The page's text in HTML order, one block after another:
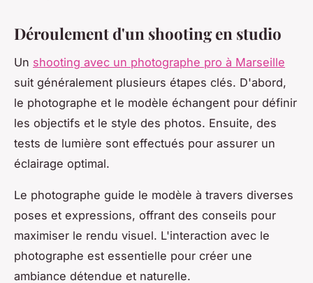
Déroulement d'un shooting en studio
Un shooting avec un photographe pro à Marseille
suit généralement plusieurs étapes clés. D'abord,
le photographe et le modèle échangent pour définir
les objectifs et le style des photos. Ensuite, des
tests de lumière sont effectués pour assurer un
éclairage optimal.
Le photographe guide le modèle à travers diverses
poses et expressions, offrant des conseils pour
maximiser le rendu visuel. L'interaction avec le
photographe est essentielle pour créer une
ambiance détendue et naturelle.